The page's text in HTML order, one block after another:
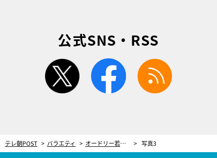
公式SNS・RSS
twitter facebook
テレ朝POST バラエティ オードリー若林も「本当に嫌い」と爆笑！“客に媚びすぎる芸人”のテクニックにドン引き 写真3